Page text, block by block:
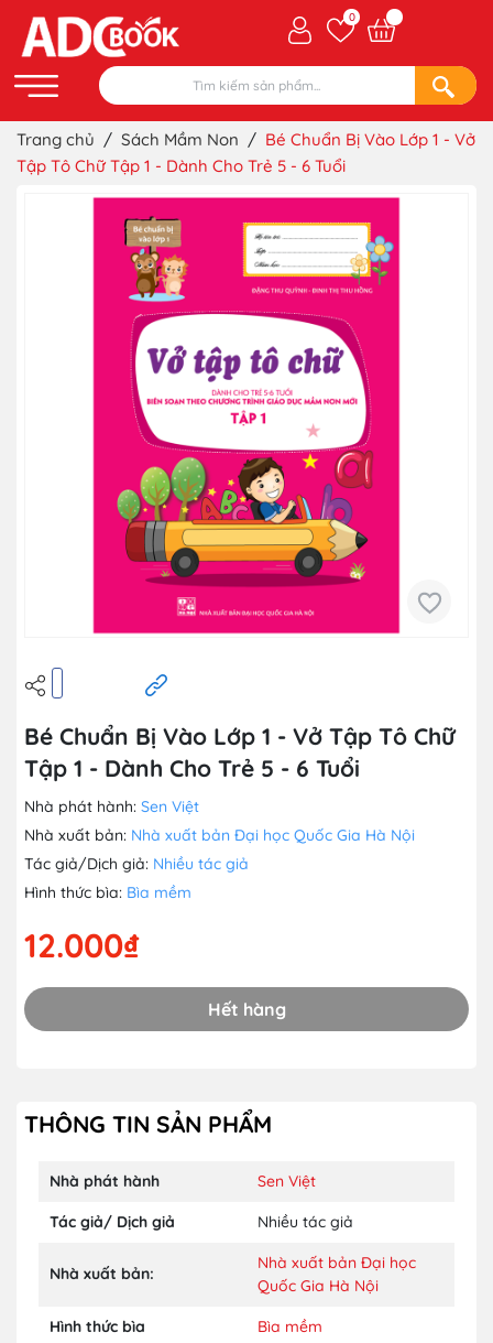
0
Trang chủ / Sách Mầm Non / Bé Chuẩn Bị Vào Lớp 1 - Vở
Tập Tô Chữ Tập 1 - Dành Cho Trẻ 5 - 6 Tuổi
Bé Chuẩn Bị Vào Lớp 1 - Vở Tập Tô Chữ
Tập 1 - Dành Cho Trẻ 5 - 6 Tuổi
Nhà phát hành: Sen Việt
Nhà xuất bản: Nhà xuất bản Đại học Quốc Gia Hà Nội
Tác giả/Dịch giả: Nhiều tác giả
Hình thức bìa: Bìa mềm
12.000₫
Hết hàng
THÔNG TIN SẢN PHẨM
Nhà phát hành Sen Việt
Tác giả/ Dịch giả Nhiều tác giả
Nhà xuất bản:
Nhà xuất bản Đại học
Quốc Gia Hà Nội
Hình thức bìa Bìa mềm